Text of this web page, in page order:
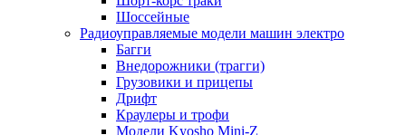
Шоссейные
Радиоуправляемые модели машин электро
Багги
Внедорожники (трагги)
Грузовики и прицепы
Дрифт
Краулеры и трофи
Модели Kyosho Mini-Z